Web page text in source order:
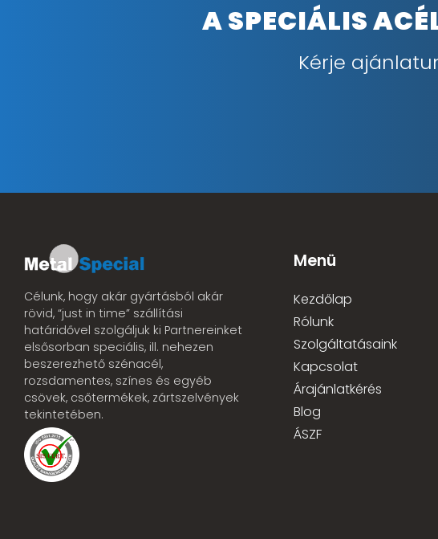
A SPECIÁLIS
Kérje
Célunk, hogy akár gyártásból akár
rövid, “just in time” szállítási
határidővel szolgáljuk ki Partnereinket
elsősorban speciális, ill. nehezen
beszerezhető szénacél,
rozsdamentes, színes és egyéb
csövek, csőtermékek, zártszelvények
tekintetében.
Menü
Kezdőlap
Rólunk
Szolgáltatásaink
Kapcsolat
Árajánlatkérés
Blog
ÁSZF